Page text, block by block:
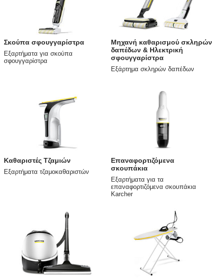
Σκούπα σφουγγαρίστρα
Εξαρτήματα για σκούπα
σφουγγαρίστρα
Μηχανή καθαρισμού σκληρών
δαπέδων & Ηλεκτρική
σφουγγαρίστρα
Εξάρτημα σκληρών δαπέδων
Καθαριστές Τζαμιών
Εξαρτήματα τζαμοκαθαριστών
Επαναφορτιζόμενα
σκουπάκια
Εξαρτήματα για τα
επαναφορτιζόμενα σκουπάκια
Karcher